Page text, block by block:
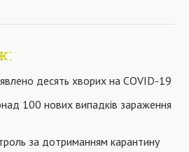
десять хворих на COVID-19
100 нових випадків зараження
за дотриманням карантину